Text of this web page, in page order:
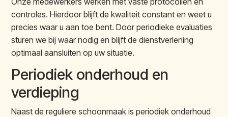
controles. Hierdoor blijft de kwaliteit constant en weet u
precies waar u aan toe bent. Door periodieke evaluaties
sturen we bij waar nodig en blijft de dienstverlening
optimaal aansluiten op uw situatie.
Periodiek onderhoud en
verdieping
Naast de reguliere schoonmaak is periodiek onderhoud